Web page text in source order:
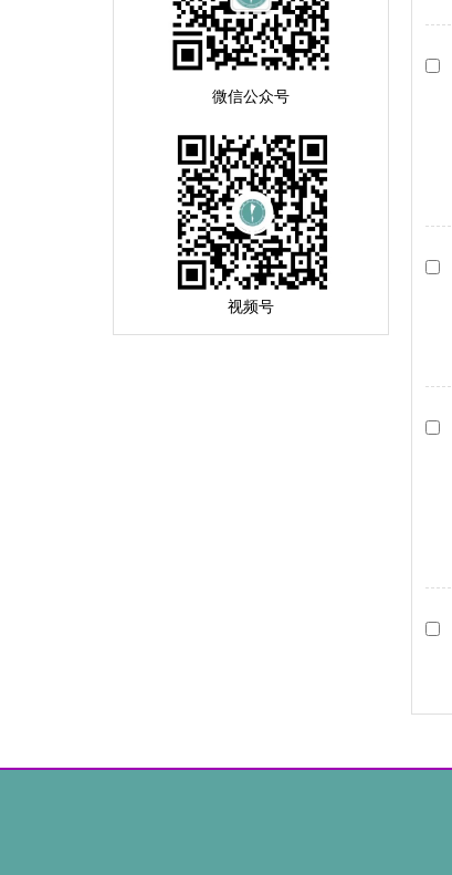
微信公众号
视频号